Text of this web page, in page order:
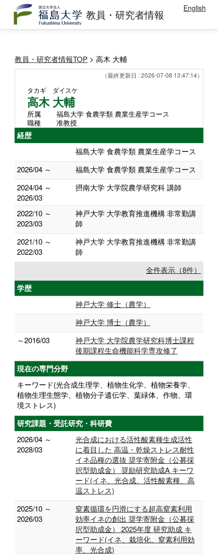
教員・研究者情報 English
教員・研究者情報TOP > 高木 大輔
（最終更新日 : 2026-07-08 13:47:14）
タカギ ダイスケ
高木 大輔
所属
福島大学 食農学類 農業生産学コース
職種
准教授
経歴
福島大学 食農学類 農業生産学コース
2026/04 ～
福島大学 食農学類 農業生産学コース
2024/04 ～
2026/03
摂南大学 大学院農学研究科 講師
2022/10 ～
2023/03
神戸大学 大学教育推進機構 非常勤講
師
2021/10 ～
2022/03
神戸大学 大学教育推進機構 非常勤講
師
全件表示（8件）
学歴
神戸大学 修士（農学）
神戸大学 博士（農学）
～2016/03
神戸大学 大学院農学研究科博士課程
後期課程生命機能科学専攻修了
現在の専門分野
キーワード(光合成生理学、植物生化学、植物栄養学、
植物生理生態学、植物分子遺伝学、葉緑体、作物、環
境ストレス)
研究課題・受託研究・科研費
2026/04 ～
2028/03
光合成における活性酸素種生成活性
に着目した 高温・乾燥ストレス耐性
イネ品種の選抜 奨学寄附金（公募採
択型助成金） 奨励研究助成A キーワ
ード(イネ、光合成、活性酸素種、高
温ストレス)
2025/10 ～
2026/03
窒素循環を円滑にする超高窒素利用
効率イネの創出 奨学寄附金（公募採
択型助成金） 2025年度 研究助成 キ
ーワード(イネ、栽培化、窒素利用効
率、光合成)